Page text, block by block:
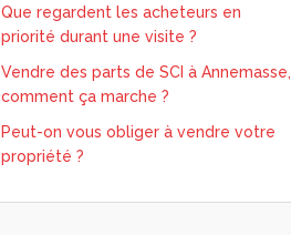
Que regardent les acheteurs en
priorité durant une visite ?
Vendre des parts de SCI à Annemasse,
comment ça marche ?
Peut-on vous obliger à vendre votre
propriété ?